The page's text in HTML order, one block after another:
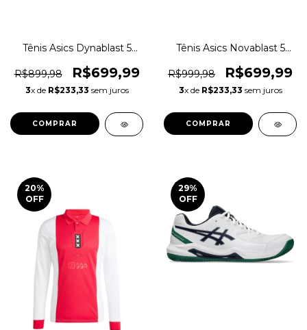
Tênis Asics Dynablast 5
1magnus
R$899,98 R$699,99
3x de R$233,33 sem juros
COMPRAR
Tênis Asics Novablast 5
Original 1magnus
R$999,98 R$699,99
3x de R$233,33 sem juros
COMPRAR
20%
OFF
29%
OFF